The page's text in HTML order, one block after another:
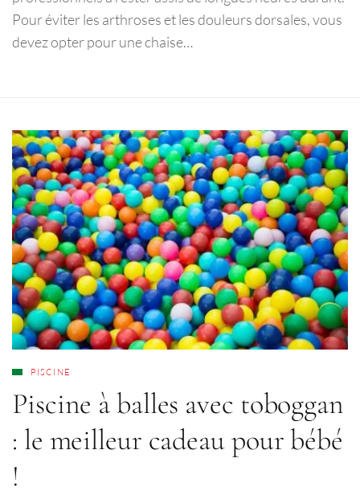
Pour éviter les arthroses et les douleurs dorsales, vous
devez opter pour une chaise…
PISCINE
Piscine à balles avec toboggan
: le meilleur cadeau pour bébé
!